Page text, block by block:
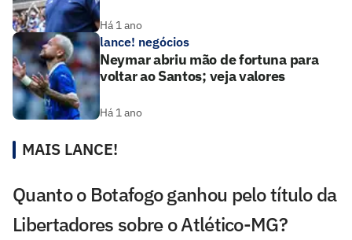
Há 1 ano
lance! negócios
Neymar abriu mão de fortuna para
voltar ao Santos; veja valores
Há 1 ano
MAIS LANCE!
Quanto o Botafogo ganhou pelo título da
Libertadores sobre o Atlético-MG?